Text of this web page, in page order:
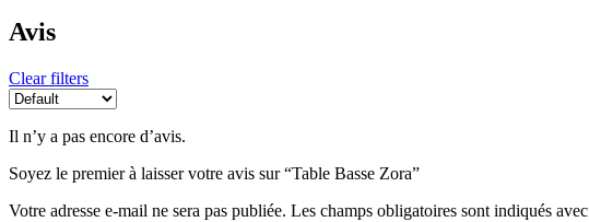
Avis
Clear filters
Il n’y a pas encore d’avis.
Soyez le premier à laisser votre avis sur “Table Basse Zora”
Votre adresse e-mail ne sera pas publiée. Les champs obligatoires sont indiqués avec